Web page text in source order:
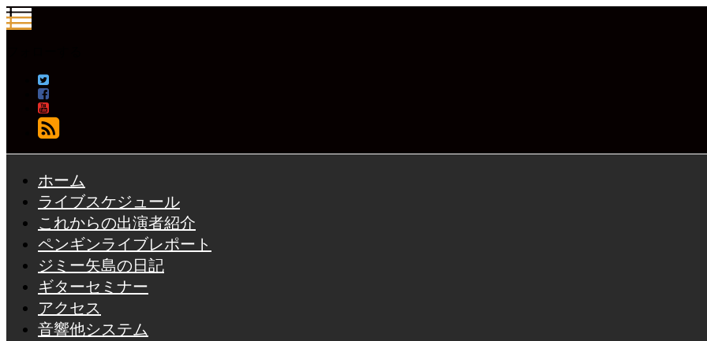
ホーム
ライブスケジュール
これからの出演者紹介
ペンギンライブレポート
ジミー矢島の日記
ギターセミナー
アクセス
音響他システム